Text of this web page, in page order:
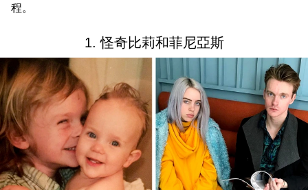
程。
1. 怪奇比莉和菲尼亞斯